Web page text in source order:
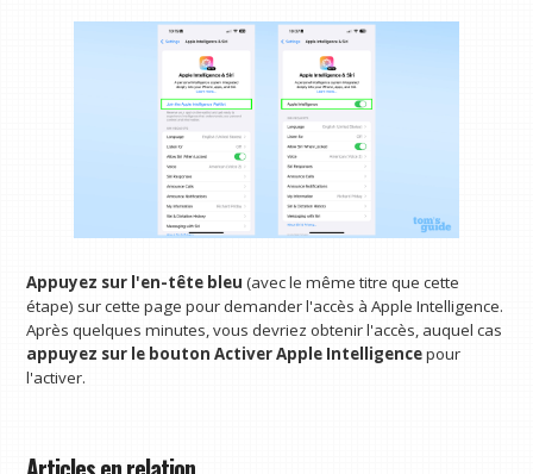
Appuyez sur l'en-tête bleu (avec le même titre que cette
étape) sur cette page pour demander l'accès à Apple Intelligence.
Après quelques minutes, vous devriez obtenir l'accès, auquel cas
appuyez sur le bouton Activer Apple Intelligencepour
l'activer.